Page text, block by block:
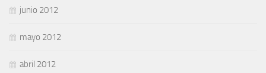
junio 2012
mayo 2012
abril 2012